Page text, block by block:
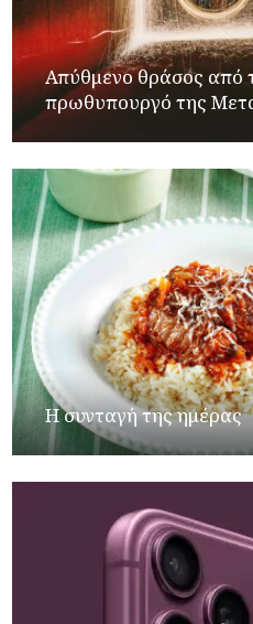
Απύθμενο θράσος από
πρωθυπουργό της
Η συνταγή της ημέρας